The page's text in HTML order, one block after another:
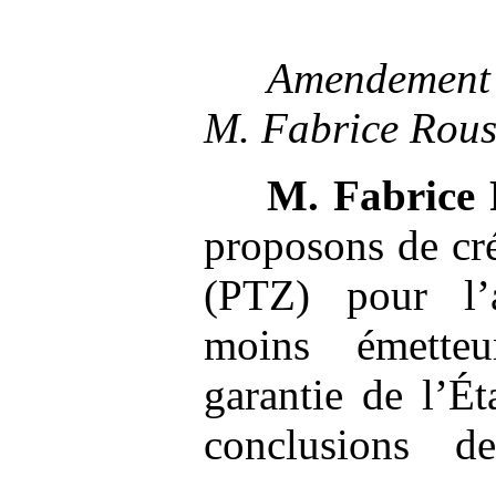
M. Fabrice
M. Fabrice
proposons de
(PTZ) pour
moins
garantie de
conclusions